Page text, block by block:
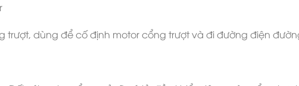
trượt, dùng để cố định motor cổng trượt và đi đường điện